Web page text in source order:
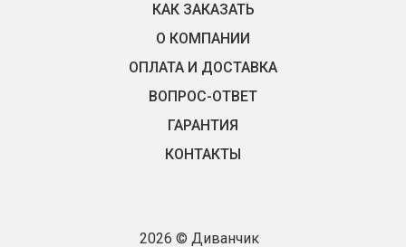
КАК ЗАКАЗАТЬ
О КОМПАНИИ
ОПЛАТА И ДОСТАВКА
ВОПРОС-ОТВЕТ
ГАРАНТИЯ
КОНТАКТЫ
2026 © Диванчик